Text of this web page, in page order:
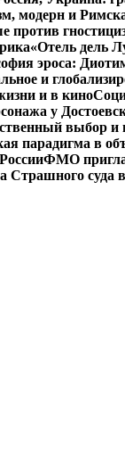
модерн и
против
«Отель дель
эроса:
и
и в кино
у
выбор и
парадигма в
ФМО
Страшного суда